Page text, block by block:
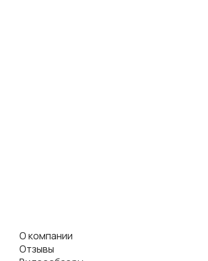
О компании
Отзывы